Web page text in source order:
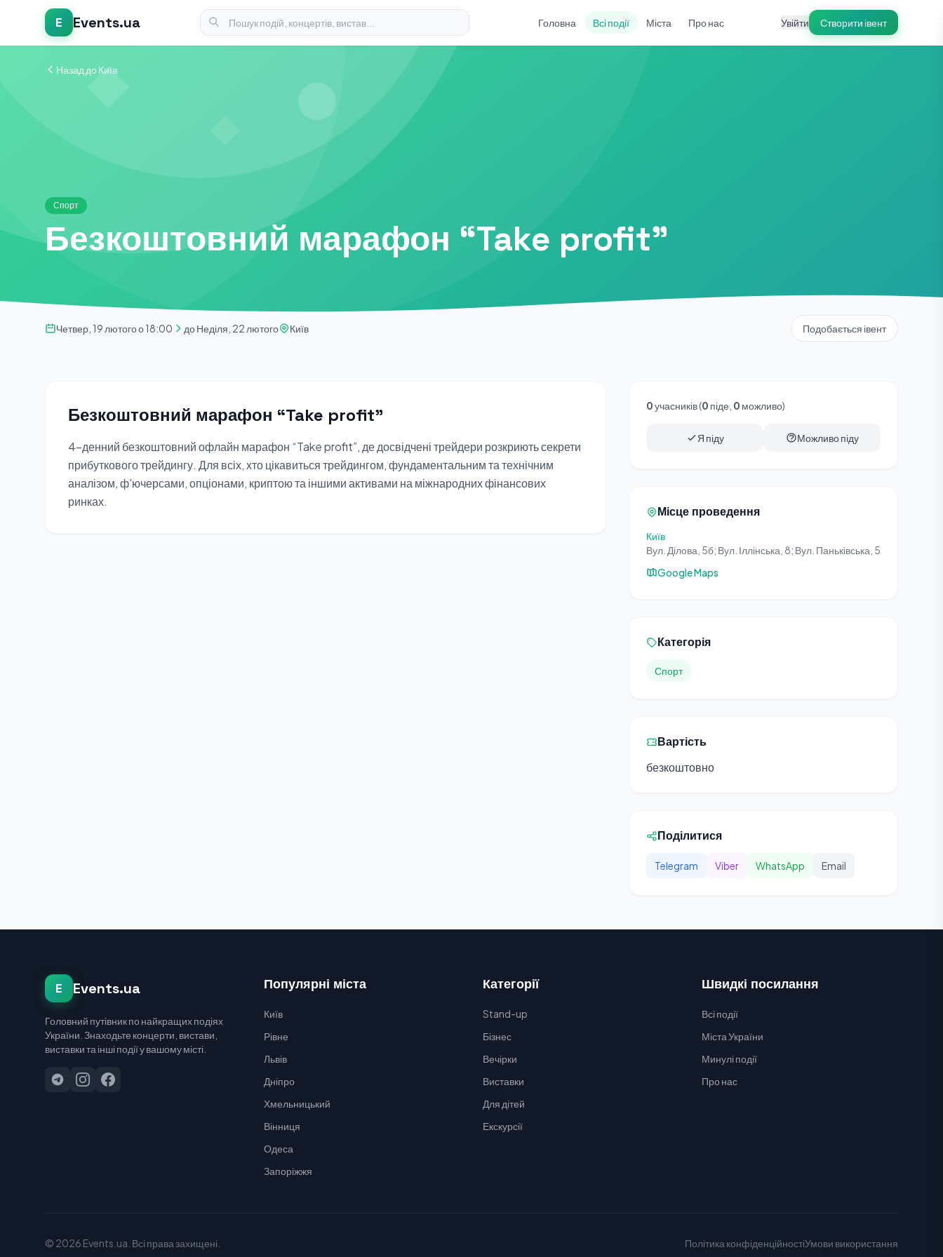
E Events.ua Головна Всі події Міста Про нас Увійти Створити івент
Назад до Київ
Спорт
Безкоштовний марафон “Take profit”
Четвер, 19 лютого о 18:00 до Неділя, 22 лютого Київ Подобається івент
Безкоштовний марафон “Take profit”
4-денний безкоштовний офлайн марафон “Take profit”, де досвідчені трейдери розкриють секрети
прибуткового трейдингу. Для всіх, хто цікавиться трейдингом, фундаментальним та технічним
аналізом, ф'ючерсами, опціонами, криптою та іншими активами на міжнародних фінансових
ринках.
0учасників (0 піде, 0 можливо)
Я піду Можливо піду
Місце проведення
Київ
Вул. Ділова, 5б; Вул. Іллінська, 8; Вул. Паньківська, 5
Google Maps
Категорія
Спорт
Вартість
безкоштовно
Поділитися
Telegram Viber WhatsApp Email
E Events.ua
Головний путівник по найкращих подіях
України. Знаходьте концерти, вистави,
виставки та інші події у вашому місті.
Популярні міста
Київ
Рівне
Львів
Дніпро
Хмельницький
Вінниця
Одеса
Запоріжжя
Категорії
Stand-up
Бізнес
Вечірки
Виставки
Для дітей
Екскурсії
Швидкі посилання
Всі події
Міста України
Минулі події
Про нас
© 2026 Events.ua. Всі права захищені. Політика конфіденційностіУмови використання